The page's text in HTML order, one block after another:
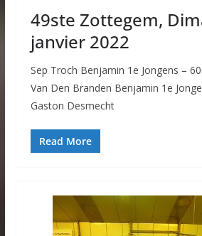
49ste Zottegem,
janvier 2022
Sep Troch Benjamin 1e Jongens –
Van Den Branden Benjamin 1e
Gaston Desmecht
Read More